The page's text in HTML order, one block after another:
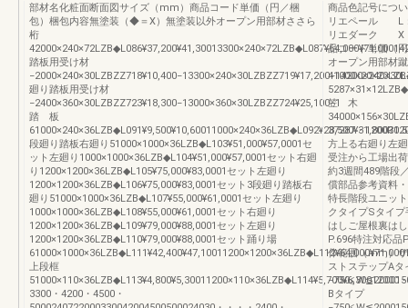
部材名化粧面断面図サイズ（mm）商品コード単価（円／梱
包）梱包内容無塗装（◆＝X）無塗装以外オープン用部材ささら
桁
踏板用受け材
廻り踏板用受け材
−2400×360×30LZBZZ723¥18,300−13000×360×30LZBZZ724¥25,100−1
踏 板
段廻り踏板右廻り51000×1000×36LZB◆L103¥51,000¥57,0001セ
ット左廻り1000×1000×36LZB◆L104¥51,000¥57,0001セット右廻
り1200×1200×36LZB◆L105¥75,000¥83,0001セット左廻り
1200×1200×36LZB◆L106¥75,000¥83,0001セット3段廻り踏板右
廻り51000×1000×36LZB◆L107¥55,000¥61,0001セット左廻り
1000×1000×36LZB◆L108¥55,000¥61,0001セット右廻り
1200×1200×36LZB◆L109¥79,000¥88,0001セット左廻り
1200×1200×36LZB◆L110¥79,000¥88,0001セット踊り場
上段框
51000×110×36LZB◆L113¥4,800¥5,30011200×110×36LZB◆L114¥5,700¥6,30012000・
3300・4200・4500・
商品色記号につ
リエペール L
リエダーク X：
品コード単価（
オープン用部材
笠 木
37287・
方上る右廻り左
受注から工場出
約3週間489階段
償部品参考資料
特長階段ユニッ
クタイプSタイ
はしご屋根裏は
P.696特注対応品
作範囲（mm）
ストステップAタ
Bタイプ